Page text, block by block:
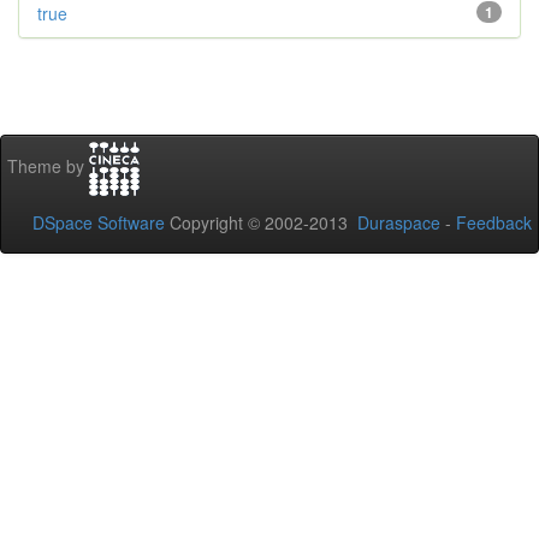
1
true
Theme by
DSpace Software Copyright © 2002-2013 Duraspace - Feedback